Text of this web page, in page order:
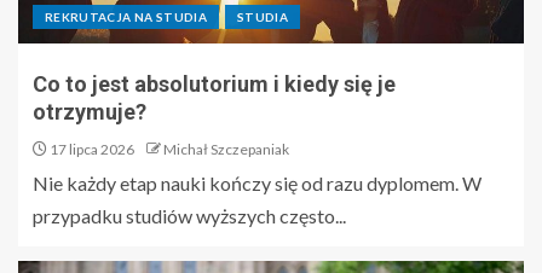
REKRUTACJA NA STUDIA STUDIA
Co to jest absolutorium i kiedy się je
otrzymuje?
17 lipca 2026 Michał Szczepaniak
Nie każdy etap nauki kończy się od razu dyplomem. W
przypadku studiów wyższych często...